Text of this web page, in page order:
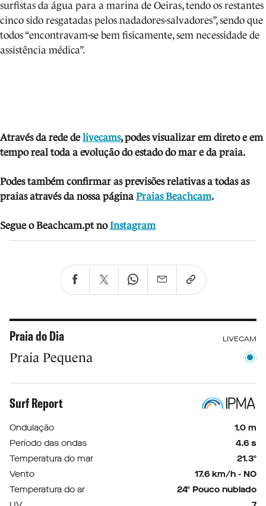
surfistas da água para a marina de Oeiras, tendo os restantes
cinco sido resgatadas pelos nadadores-salvadores”, sendo que
todos “encontravam-se bem fisicamente, sem necessidade de
assistência médica”.
Através da rede delivecams, podes visualizar em direto e em
tempo real toda a evolução do estado do mar e da praia.
Podes também confirmar as previsões relativas a todas as
praias através da nossa páginaPraias Beachcam.
Segue o Beachcam.pt no Instagram
Praia do Dia LIVECAM
Praia Pequena
Surf Report
Ondulação
1.0 m
Período das ondas
4.6 s
Temperatura do mar
21.3º
Vento
17.6 km/h - NO
Temperatura do ar
24º Pouco nublado